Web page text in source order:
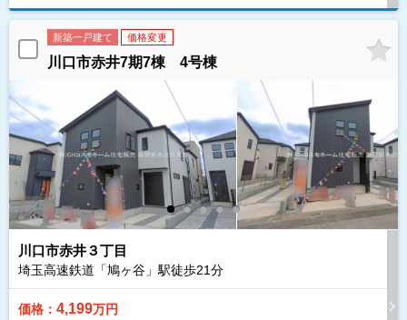
新築一戸建て 価格変更
川口市赤井7期7棟 4号棟
川口市赤井３丁目
埼玉高速鉄道「鳩ヶ谷」駅徒歩21分
価格： 4,199万円